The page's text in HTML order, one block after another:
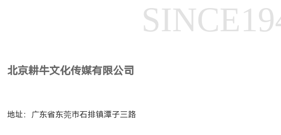
北京耕牛文化传媒有限公司
地址：广东省东莞市石排镇潭子三路